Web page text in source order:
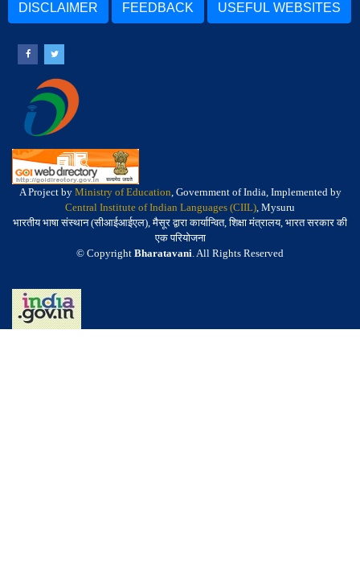
DISCLAIMER FEEDBACK USEFUL WEBSITES
A Project by Ministry of Education, Government of India, Implemented by
Central Institute of Indian Languages (CIIL), Mysuru
भारतीय भाषा संस्थान (सीआईआईएल), मैसूर द्वारा कार्यान्वित, शिक्षा मंत्रालय, भारत सरकार की
एक परियोजना
© Copyright Bharatavani. All Rights Reserved